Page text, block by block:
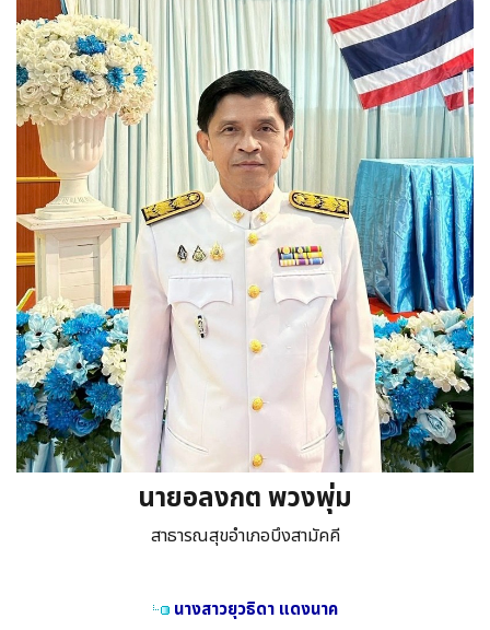
นายอลงกต พวงพุ่ม
สาธารณสุขอำเภอบึงสามัคคี
นางสาวยุวธิดา แดงนาค